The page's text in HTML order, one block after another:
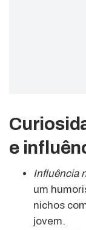
e
Influência
um
nichos
jovem.